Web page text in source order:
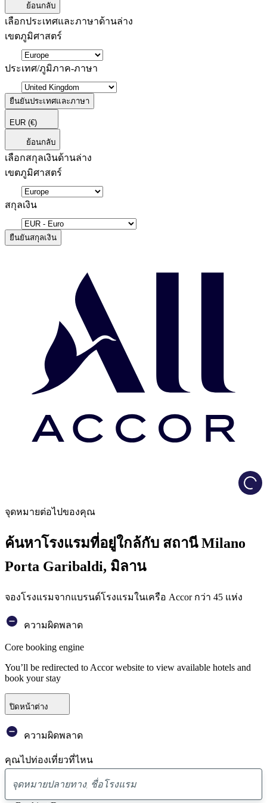
ย้อนกลับ
เลือกประเทศและภาษาด้านล่าง
เขตภูมิศาสตร์
ประเทศ/ภูมิภาค-ภาษา
ยืนยันประเทศและภาษา
EUR (€)
ย้อนกลับ
เลือกสกุลเงินด้านล่าง
เขตภูมิศาสตร์
สกุลเงิน
ยืนยันสกุลเงิน
จุดหมายต่อไปของคุณ
ค้นหาโรงแรมที่อยู่ใกล้กับ สถานี Milano
Porta Garibaldi, มิลาน
จองโรงแรมจากแบรนด์โรงแรมในเครือ Accor กว่า 45 แห่ง
ความผิดพลาด
Core booking engine
You’ll be redirected to Accor website to view available hotels and
book your stay
ปิดหน้าต่าง
ความผิดพลาด
คุณไปท่องเที่ยวที่ไหน
พบ